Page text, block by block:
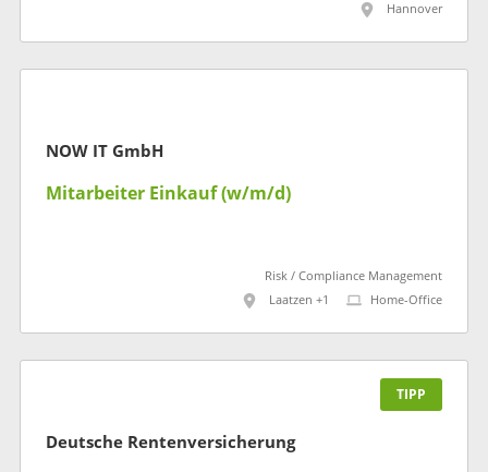
Hannover
NOW IT GmbH
Mitarbeiter Einkauf (w/m/d)
Risk / Compliance Management
Laatzen +1
Home-Office
TIPP
Deutsche Rentenversicherung